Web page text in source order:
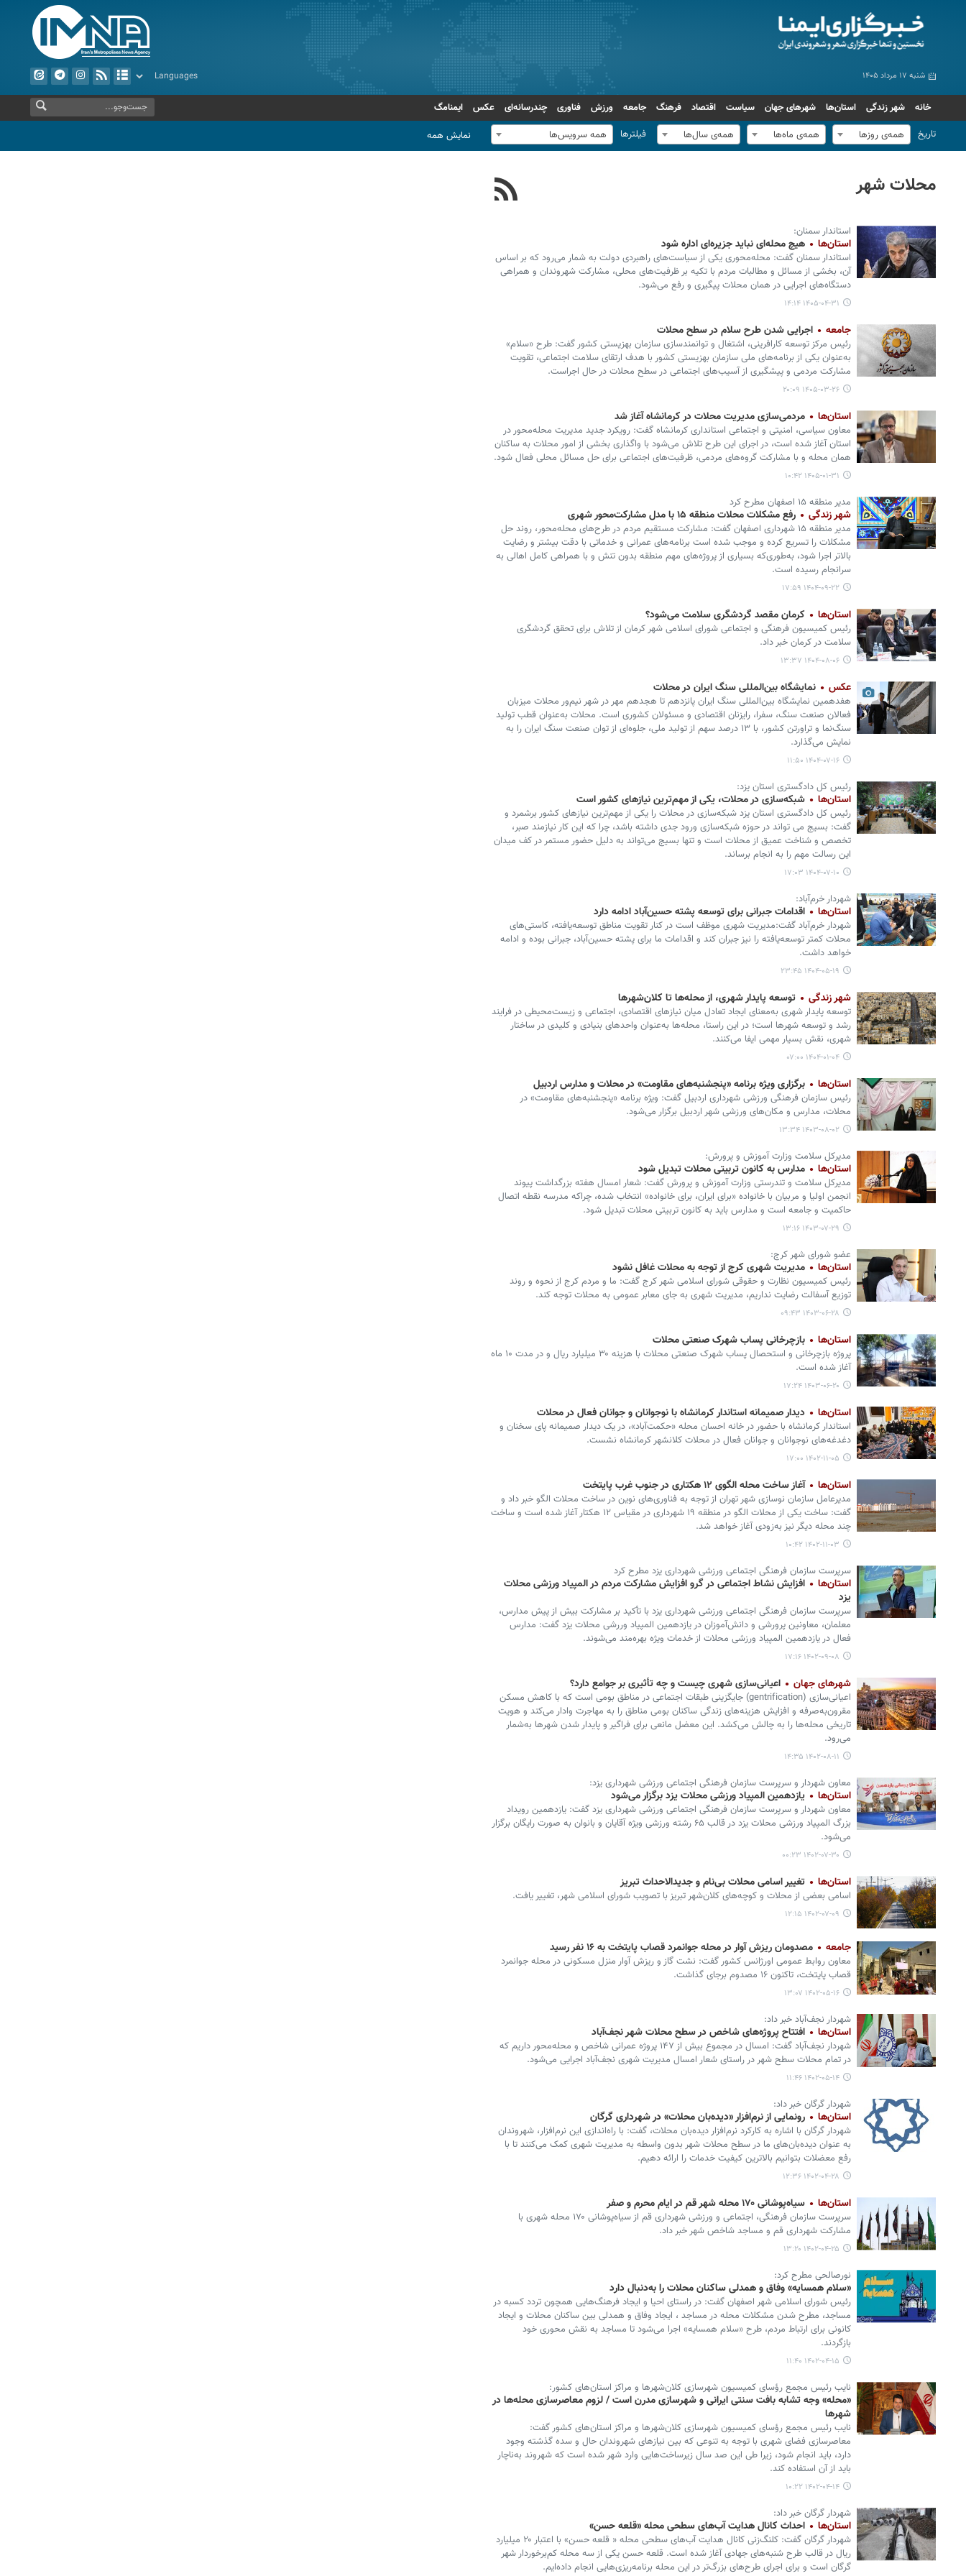
شنبه ۱۷ مرداد ۱۴۰۵
خانه شهر زندگی استان‌ها شهرهای جهان سیاست اقتصاد فرهنگ جامعه ورزش فناوری چندرسانه‌ای عکس
ایمنامگ
تاریخ
همه‌ی روزها همه‌ی ماه‌ها همه‌ی سال‌ها فیلترها همه سرویس‌ها نمایش همه
محلات شهر
استاندار سمنان:
استان‌ها هیچ محله‌ای نباید جزیره‌ای اداره شود
استاندار سمنان گفت: محله‌محوری یکی از سیاست‌های راهبردی دولت به شمار می‌رود که بر اساس
آن، بخشی از مسائل و مطالبات مردم با تکیه بر ظرفیت‌های محلی، مشارکت شهروندان و همراهی
دستگاه‌های اجرایی در همان محلات پیگیری و رفع می‌شود.
۱۴۰۵-۰۴-۳۱ ۱۴:۱۴
جامعه اجرایی شدن طرح سلام در سطح محلات
رئیس مرکز توسعه کارافرینی، اشتغال و توانمندسازی سازمان بهزیستی کشور گفت: طرح «سلام»
به‌عنوان یکی از برنامه‌های ملی سازمان بهزیستی کشور با هدف ارتقای سلامت اجتماعی، تقویت
مشارکت مردمی و پیشگیری از آسیب‌های اجتماعی در سطح محلات در حال اجراست.
۱۴۰۵-۰۳-۲۶ ۲۰:۰۹
استان‌ها مردمی‌سازی مدیریت محلات در کرمانشاه آغاز شد
معاون سیاسی، امنیتی و اجتماعی استانداری کرمانشاه گفت: رویکرد جدید مدیریت محله‌محور در
استان آغاز شده است، در اجرای این طرح تلاش می‌شود با واگذاری بخشی از امور محلات به ساکنان
همان محله و با مشارکت گروه‌های مردمی، ظرفیت‌های اجتماعی برای حل مسائل محلی فعال شود.
۱۴۰۵-۰۱-۳۱ ۱۰:۴۲
مدیر منطقه ۱۵ اصفهان مطرح کرد
شهر زندگی رفع مشکلات محلات منطقه ۱۵ با مدل مشارکت‌محور شهری
مدیر منطقه ۱۵ شهرداری اصفهان گفت: مشارکت مستقیم مردم در طرح‌های محله‌محور، روند حل
مشکلات را تسریع کرده و موجب شده است برنامه‌های عمرانی و خدماتی با دقت بیشتر و رضایت
بالاتر اجرا شود، به‌طوری‌که بسیاری از پروژه‌های مهم منطقه بدون تنش و با همراهی کامل اهالی به
سرانجام رسیده است.
۱۴۰۴-۰۹-۲۲ ۱۷:۵۹
استان‌ها کرمان مقصد گردشگری سلامت می‌شود؟
رئیس کمیسیون فرهنگی و اجتماعی شورای اسلامی شهر کرمان از تلاش برای تحقق گردشگری
سلامت در کرمان خبر داد.
۱۴۰۴-۰۸-۰۶ ۱۳:۳۷
عکس نمایشگاه بین‌المللی سنگ ایران در محلات
هفدهمین نمایشگاه بین‌المللی سنگ ایران پانزدهم تا هجدهم مهر در شهر نیم‌ور محلات میزبان
فعالان صنعت سنگ، سفرا، رایزنان اقتصادی و مسئولان کشوری است. محلات به‌عنوان قطب تولید
سنگ‌نما و تراورتن کشور، با ۱۳ درصد سهم از تولید ملی، جلوه‌ای از توان صنعت سنگ ایران را به
نمایش می‌گذارد.
۱۴۰۴-۰۷-۱۶ ۱۱:۵۰
رئیس کل دادگستری استان یزد:
استان‌ها شبکه‌سازی در محلات، یکی از مهم‌ترین نیازهای کشور است
رئیس کل دادگستری استان یزد شبکه‌سازی در محلات را یکی از مهم‌ترین نیازهای کشور برشمرد و
گفت: بسیج می تواند در حوزه شبکه‌سازی ورود جدی داشته باشد، چرا که این کار نیازمند صبر،
تخصص و شناخت عمیق از محلات است و تنها بسیج می‌تواند به دلیل حضور مستمر در کف میدان
این رسالت مهم را به انجام برساند.
۱۴۰۴-۰۷-۱۰ ۱۷:۰۳
شهردار خرم‌آباد:
استان‌ها اقدامات جبرانی برای توسعه پشته حسین‌آباد ادامه دارد
شهردار خرم‌آباد گفت:مدیریت شهری موظف است در کنار تقویت مناطق توسعه‌یافته، کاستی‌های
محلات کمتر توسعه‌یافته را نیز جبران کند و اقدامات ما برای پشته حسین‌آباد، جبرانی بوده و ادامه
خواهد داشت.
۱۴۰۴-۰۵-۱۹ ۲۳:۴۵
شهر زندگی توسعه پایدار شهری، از محله‌ها تا کلان‌شهرها
توسعه پایدار شهری به‌معنای ایجاد تعادل میان نیازهای اقتصادی، اجتماعی و زیست‌محیطی در فرایند
رشد و توسعه شهرها است؛ در این راستا، محله‌ها به‌عنوان واحدهای بنیادی و کلیدی در ساختار
شهری، نقش بسیار مهمی ایفا می‌کنند.
۱۴۰۴-۰۱-۰۴ ۰۷:۰۰
استان‌ها برگزاری ویژه برنامه «پنجشنبه‌های مقاومت» در محلات و مدارس اردبیل
رئیس سازمان فرهنگی ورزشی شهرداری اردبیل گفت: ویژه برنامه «پنجشنبه‌های مقاومت» در
محلات، مدارس و مکان‌های ورزشی شهر اردبیل برگزار می‌شود.
۱۴۰۳-۰۸-۰۲ ۱۳:۳۴
مدیرکل سلامت وزارت آموزش و پرورش:
استان‌ها مدارس به کانون تربیتی محلات تبدیل شود
مدیرکل سلامت و تندرستی وزارت آموزش و پرورش گفت: شعار امسال هفته بزرگداشت پیوند
انجمن اولیا و مربیان با خانواده «برای ایران، برای خانواده» انتخاب شده، چراکه مدرسه نقطه اتصال
حاکمیت و جامعه است و مدارس باید به کانون تربیتی محلات تبدیل شود.
۱۴۰۳-۰۷-۲۹ ۱۳:۱۶
عضو شورای شهر کرج:
استان‌ها مدیریت شهری کرج از توجه به محلات غافل نشود
رئیس کمیسیون نظارت و حقوقی شورای اسلامی شهر کرج گفت: ما و مردم کرج از نحوه و روند
توزیع آسفالت رضایت نداریم، مدیریت شهری به جای معابر عمومی به محلات توجه کند.
۱۴۰۳-۰۶-۲۸ ۰۹:۴۳
استان‌ها بازچرخانی پساب شهرک صنعتی محلات
پروژه بازچرخانی و استحصال پساب شهرک صنعتی محلات با هزینه ۳۰ میلیارد ریال و در مدت ۱۰ ماه
آغاز شده است.
۱۴۰۳-۰۶-۲۰ ۱۷:۲۴
استان‌ها دیدار صمیمانه استاندار کرمانشاه با نوجوانان و جوانان فعال در محلات
استاندار کرمانشاه با حضور در خانه احسان محله «حکمت‌آباد»، در یک دیدار صمیمانه پای سخنان و
دغدغه‌های نوجوانان و جوانان فعال در محلات کلانشهر کرمانشاه نشست.
۱۴۰۲-۱۱-۰۵ ۱۷:۰۰
استان‌ها آغاز ساخت محله الگوی ۱۲ هکتاری در جنوب غرب پایتخت
مدیرعامل سازمان نوسازی شهر تهران از توجه به فناوری‌های نوین در ساخت محلات الگو خبر داد و
گفت: ساخت یکی از محلات الگو در منطقه ۱۹ شهرداری در مقیاس ۱۲ هکتار آغاز شده است و ساخت
چند محله دیگر نیز به‌زودی آغاز خواهد شد.
۱۴۰۲-۱۱-۰۳ ۱۰:۴۲
سرپرست سازمان فرهنگی اجتماعی ورزشی شهرداری یزد مطرح کرد
استان‌ها
افزایش نشاط اجتماعی در گرو افزایش مشارکت مردم در المپیاد ورزشی محلات
یزد
سرپرست سازمان فرهنگی اجتماعی ورزشی شهرداری یزد با تأکید بر مشارکت بیش از پیش مدارس،
معلمان، معاونین پرورشی و دانش‌آموزان در یازدهمین المپیاد وررشی محلات یزد گفت: مدارس
فعال در یازدهمین المپیاد ورزشی محلات از خدمات ویژه بهره‌مند می‌شوند.
۱۴۰۲-۰۹-۰۸ ۱۷:۱۶
شهرهای جهان اعیانی‌سازی شهری چیست و چه تأثیری بر جوامع دارد؟
اعیانی‌سازی (gentrification) جایگزینی طبقات اجتماعی در مناطق بومی است که با کاهش مسکن
مقرون‌به‌صرفه‌ و افزایش هزینه‌های زندگی ساکنان بومی مناطق را به مهاجرت وادار می‌کند و هویت
تاریخی محله‌ها را به چالش می‌کشد. این معضل مانعی برای فراگیر و پایدار شدن شهرها به‌شمار
می‌رود.
۱۴۰۲-۰۸-۱۱ ۱۴:۳۵
معاون شهردار و سرپرست سازمان فرهنگی اجتماعی ورزشی شهرداری یزد:
استان‌ها یازدهمین المپیاد ورزشی محلات یزد برگزار می‌شود
معاون شهردار و سرپرست سازمان فرهنگی اجتماعی ورزشی شهرداری یزد گفت: یازدهمین رویداد
بزرگ المپیاد ورزشی محلات یزد در قالب ۶۵ رشته ورزشی ویژه آقایان و بانوان به صورت رایگان برگزار
می‌شود.
۱۴۰۲-۰۷-۳۰ ۰۰:۲۳
استان‌ها تغییر اسامی محلات بی‌نام و جدیدالاحداث تبریز
اسامی بعضی از محلات و کوچه‌های کلان‌شهر تبریز با تصویب شورای اسلامی شهر، تغییر یافت.
۱۴۰۲-۰۷-۰۹ ۱۲:۱۵
جامعه مصدومان ریزش آوار در محله جوانمرد قصاب پایتخت به ۱۶ نفر رسید
معاون روابط عمومی اورژانس کشور گفت: نشت گاز و ریزش آوار منزل مسکونی در محله جوانمرد
قصاب پایتخت، تاکنون ۱۶ مصدوم برجای گذاشت.
۱۴۰۲-۰۵-۱۶ ۱۳:۰۷
شهردار نجف‌آباد خبر داد:
استان‌ها افتتاح پروژه‌های شاخص در سطح محلات شهر نجف‌آباد
شهردار نجف‌آباد گفت: امسال در مجموع بیش از ۱۴۷ پروژه عمرانی شاخص و محله‌محور داریم که
در تمام محلات سطح شهر در راستای شعار امسال مدیریت شهری نجف‌آباد اجرایی می‌شود.
۱۴۰۲-۰۵-۱۴ ۱۱:۴۶
شهردار گرگان خبر داد:
استان‌ها رونمایی از نرم‌افزار «دیده‌بان محلات» در شهرداری گرگان
شهردار گرگان با اشاره به کارکرد نرم‌افزار دیده‌بان محلات، گفت: با راه‌اندازی این نرم‌افزار، شهروندان
به عنوان دیده‌بان‌های ما در سطح محلات شهر بدون واسطه به مدیریت شهری کمک می‌کنند تا با
رفع معضلات بتوانیم بالاترین کیفیت خدمات را ارائه دهیم.
۱۴۰۲-۰۴-۲۸ ۱۲:۳۶
استان‌ها سیاه‌پوشانی ۱۷۰ محله شهر قم در ایام محرم و صفر
سرپرست سازمان فرهنگی، اجتماعی و ورزشی شهرداری قم از سیاه‌پوشانی ۱۷۰ محله شهری با
مشارکت شهرداری قم و مساجد شاخص شهر خبر داد.
۱۴۰۲-۰۴-۲۵ ۱۳:۲۰
نورصالحی مطرح کرد:
«سلام همسایه» وفاق و همدلی ساکنان محلات را به‌دنبال دارد
رئیس شورای اسلامی شهر اصفهان گفت: در راستای احیا و ایجاد فرهنگ‌هایی همچون تردد کسبه در
مساجد، مطرح شدن مشکلات محله در مساجد ، ایجاد وفاق و همدلی بین ساکنان محلات و ایجاد
کانونی برای ارتباط مردم، طرح «سلام همسایه» اجرا می‌شود تا مساجد به نقش محوری خود
بازگردند.
۱۴۰۲-۰۴-۱۵ ۱۱:۴۰
نایب رئیس مجمع رؤسای کمیسیون شهرسازی کلان‌شهرها و مراکز استان‌های کشور:
«محله» وجه تشابه بافت سنتی ایرانی و شهرسازی مدرن است / لزوم معاصرسازی محله‌ها در
شهرها
نایب رئیس مجمع رؤسای کمیسیون شهرسازی کلان‌شهرها و مراکز استان‌های کشور گفت:
معاصرسازی فضای شهری با توجه به تنوعی که بین نیازهای شهروندان حال و سده گذشته وجود
دارد، باید انجام شود، زیرا طی این صد سال زیرساخت‌هایی وارد شهر شده است که شهروند به‌ناچار
باید از آن استفاده کند.
۱۴۰۲-۰۴-۱۴ ۱۰:۲۲
شهردار گرگان خبر داد:
استان‌ها احداث کانال هدایت آب‌های سطحی محله «قلعه حسن»
شهردار گرگان گفت: کلنگ‌زنی کانال هدایت آب‌های سطحی محله « قلعه حسن» با اعتبار ۲۰ میلیارد
ریال در قالب طرح شنبه‌های جهادی آغاز شده است. قلعه حسن یکی از سه محله کم‌برخوردار شهر
گرگان است و برای اجرای طرح‌های بزرگ‌تر در این محله برنامه‌ریزی‌هایی انجام داده‌ایم.